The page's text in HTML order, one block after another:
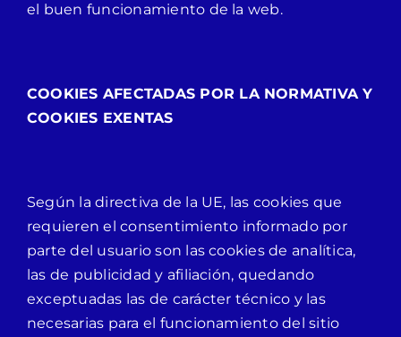
el buen funcionamiento de la web.
COOKIES AFECTADAS POR LA NORMATIVA Y
COOKIES EXENTAS
Según la directiva de la UE, las cookies que
requieren el consentimiento informado por
parte del usuario son las cookies de analítica,
las de publicidad y afiliación, quedando
exceptuadas las de carácter técnico y las
necesarias para el funcionamiento del sitio